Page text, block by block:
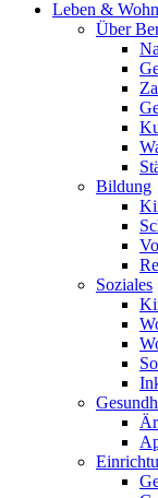
Leben &
Über
Bildung
Soziales